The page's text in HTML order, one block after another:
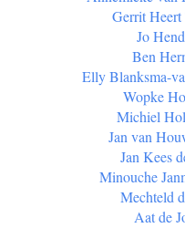
Gerrit Heert
Jo
Ben
Elly Blanksma-
Wopke
Michiel
Jan van
Jan Kees
Minouche
Mechteld
Aat de